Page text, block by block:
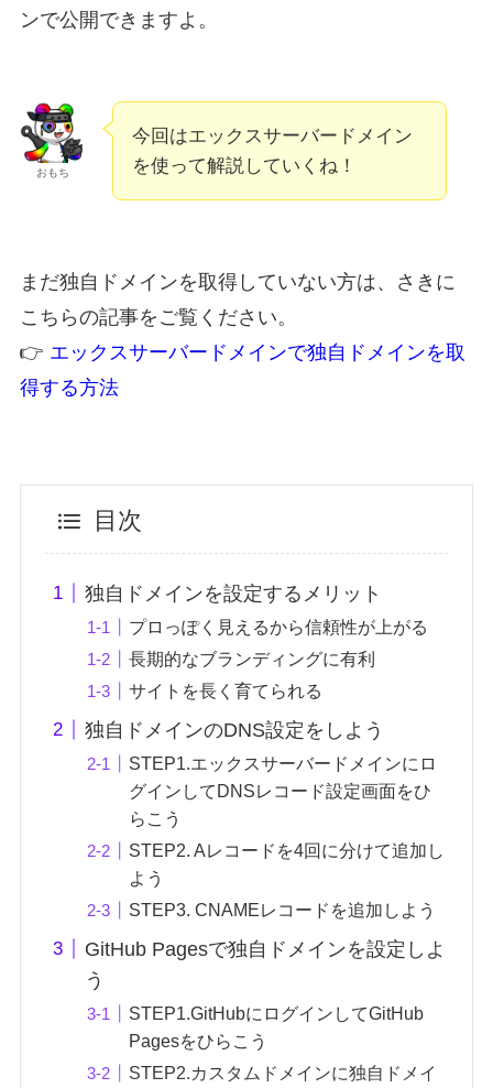
ンで公開できますよ。
おもち
今回はエックスサーバードメイン
を使って解説していくね！
まだ独自ドメインを取得していない方は、さきに
こちらの記事をご覧ください。
👉 エックスサーバードメインで独自ドメインを取
得する方法
目次
独自ドメインを設定するメリット
プロっぽく見えるから信頼性が上がる
長期的なブランディングに有利
サイトを長く育てられる
独自ドメインのDNS設定をしよう
STEP1.エックスサーバードメインにロ
グインしてDNSレコード設定画面をひ
らこう
STEP2. Aレコードを4回に分けて追加し
よう
STEP3. CNAMEレコードを追加しよう
GitHub Pagesで独自ドメインを設定しよ
う
STEP1.GitHubにログインしてGitHub
Pagesをひらこう
STEP2.カスタムドメインに独自ドメイ